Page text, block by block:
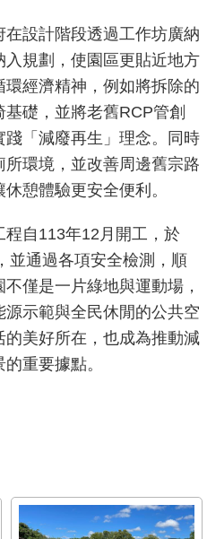
設計階段透過工作坊廣納
規劃，使園區更貼近地方
經濟精神，例如將拆除的
礎，並將老舊RCP管創
「減廢再生」理念。同時
環境，並改善周邊舊宗路
憩體驗更安全便利。
自113年12月開工，於
並通過各項安全檢測，順
僅是一片綠地與運動場，
示範與全民休閒的公共空
美好所在，也成為推動減
重要據點。